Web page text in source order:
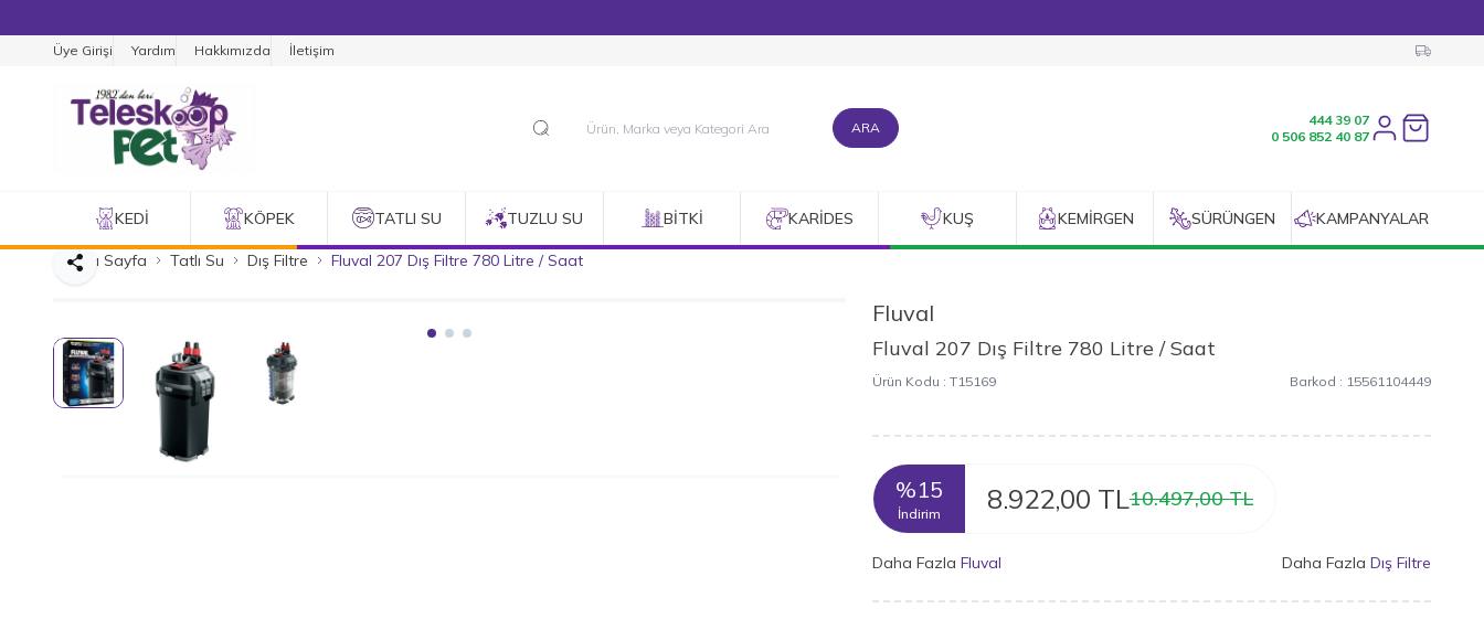
Üye Girişi Yardım Hakkımızda İletişim
ARA
444 39 07
0 506 852 40 87
Favorilerim
KEDI KÖPEK TATLI SU TUZLU SU BITKI KARIDES KUŞ KEMIRGEN SÜRÜNGEN KAMPANYALAR
Ana Sayfa Tatlı Su Dış Filtre Fluval 207 Dış Filtre 780 Litre / Saat
Paylaş
Fluval
Fluval 207 Dış Filtre 780 Litre / Saat
Ürün Kodu : T15169 Barkod : 15561104449
%15
İndirim 8.922,00 TL10.497,00TL
Daha Fazla Fluval Daha Fazla Dış Filtre